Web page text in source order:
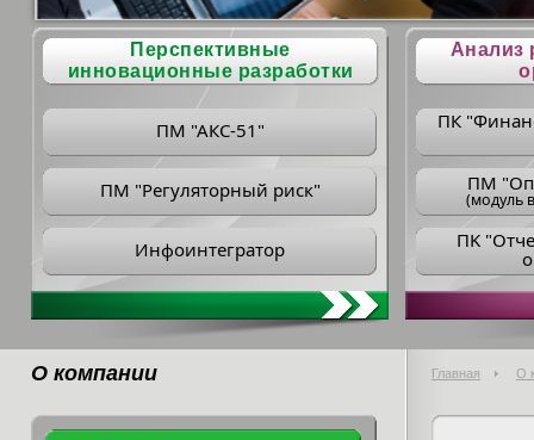
Перспективные
инновационные разработки
ПМ "АКС-51"
ПМ "Регуляторный риск"
Инфоинтегратор
Анализ
ПК
ПM
(модуль
ПK
О компании Главная О